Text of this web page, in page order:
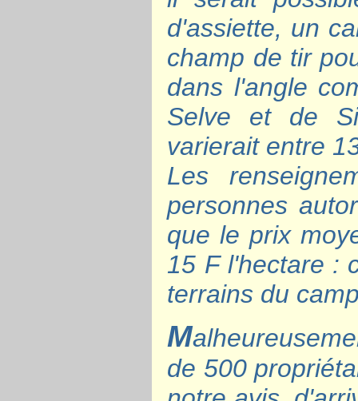
d'assiette, un
champ de tir
dans l'angle
Selve et de
varierait entre
Les
personnes
que le prix
15 F l'hectare :
terrains du
M
de 500